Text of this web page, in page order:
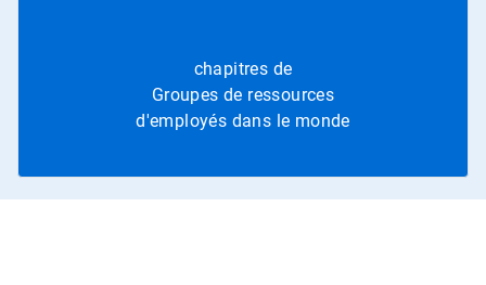
chapitres de
Groupes de ressources
d'employés dans le monde